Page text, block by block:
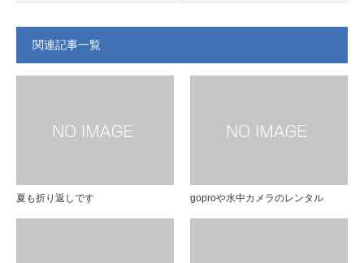
関連記事一覧
夏も折り返しです goproや水中カメラのレンタル